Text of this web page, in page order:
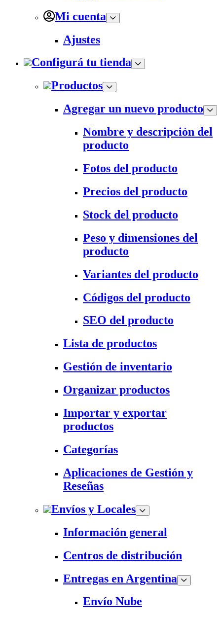
Mi cuenta
Ajustes
Configurá tu tienda
Productos
Agregar un nuevo producto
Nombre y descripción del
producto
Fotos del producto
Precios del producto
Stock del producto
Peso y dimensiones del
producto
Variantes del producto
Códigos del producto
SEO del producto
Lista de productos
Gestión de inventario
Organizar productos
Importar y exportar
productos
Categorías
Aplicaciones de Gestión y
Reseñas
Envíos y Locales
Información general
Centros de distribución
Entregas en Argentina
Envío Nube